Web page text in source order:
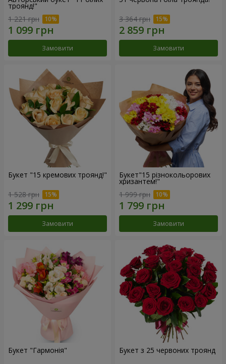
троянд!"
1 221 грн
Замовити
3 364 грн
Замовити
Букет "15 кремових троянд!"
1 528 грн
Замовити
Букет"15 різнокольорових
хризантем!"
1 999 грн
Замовити
Букет "Гармонія" Букет з 25 червоних троянд